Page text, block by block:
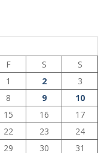
F S
S
1
2
3
8 9
10
15 16
17
22 23
24
29 30 31